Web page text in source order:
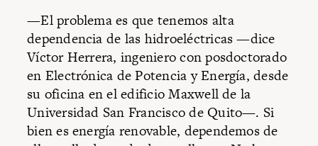
—El problema es que tenemos alta
dependencia de las hidroeléctricas —dice
Víctor Herrera, ingeniero con posdoctorado
en Electrónica de Potencia y Energía, desde
su oficina en el edificio Maxwell de la
Universidad San Francisco de Quito—. Si
bien es energía renovable, dependemos de